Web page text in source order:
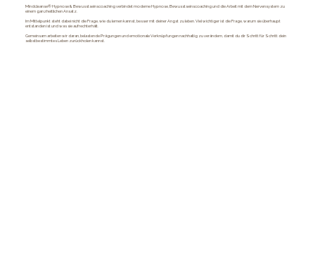
Mindcleanse® Hypnose & Bewusstseinscoaching verbindet moderne Hypnose, Bewusstseinscoaching und die Arbeit mit dem Nervensystem zu
einem ganzheitlichen Ansatz.
Im Mittelpunkt steht dabei nicht die Frage, wie du lernen kannst, besser mit deiner Angst zu leben. Viel wichtiger ist die Frage, warum sie überhaupt
entstanden ist und was sie aufrechterhält.
Gemeinsam arbeiten wir daran, belastende Prägungen und emotionale Verknüpfungen nachhaltig zu verändern, damit du dir Schritt für Schritt dein
selbstbestimmtes Leben zurückholen kannst.